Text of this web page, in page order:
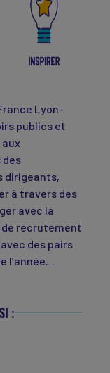
Lyon-
publics et
dirigeants,
à travers des
avec la
de recrutement
des pairs
l’année…
: